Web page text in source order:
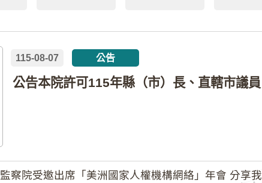
115-08-07 公告
監察院受邀出席「美洲國家人權機構網絡」年會 分享